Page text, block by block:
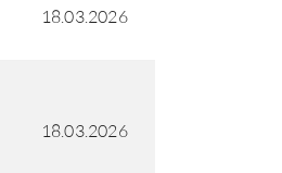
18.03.2026
18.03.2026